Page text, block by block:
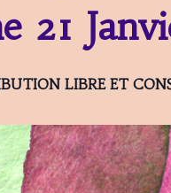
21
LIBRE ET